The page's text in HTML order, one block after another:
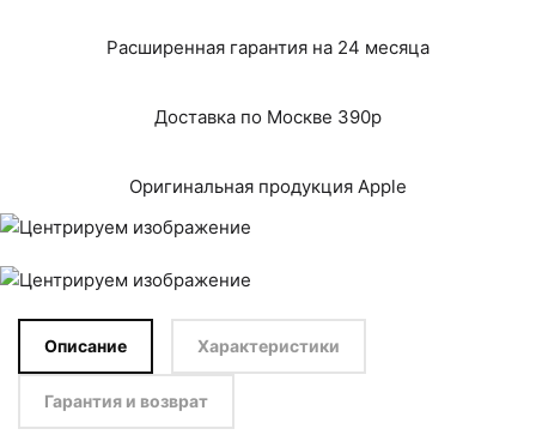
Расширенная гарантия на 24 месяца
Доставка по Москве 390р
Оригинальная продукция Apple
Описание Характеристики
Гарантия и возврат